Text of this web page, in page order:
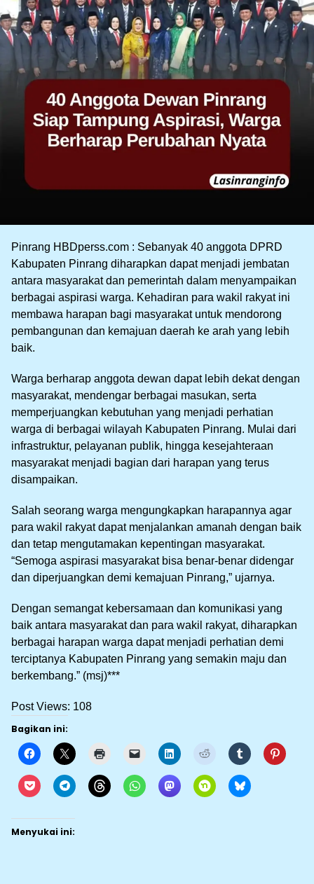
Pinrang HBDperss.com : Sebanyak 40 anggota DPRD
Kabupaten Pinrang diharapkan dapat menjadi jembatan
antara masyarakat dan pemerintah dalam menyampaikan
berbagai aspirasi warga. Kehadiran para wakil rakyat ini
membawa harapan bagi masyarakat untuk mendorong
pembangunan dan kemajuan daerah ke arah yang lebih
baik.
Warga berharap anggota dewan dapat lebih dekat dengan
masyarakat, mendengar berbagai masukan, serta
memperjuangkan kebutuhan yang menjadi perhatian
warga di berbagai wilayah Kabupaten Pinrang. Mulai dari
infrastruktur, pelayanan publik, hingga kesejahteraan
masyarakat menjadi bagian dari harapan yang terus
disampaikan.
Salah seorang warga mengungkapkan harapannya agar
para wakil rakyat dapat menjalankan amanah dengan baik
dan tetap mengutamakan kepentingan masyarakat.
“Semoga aspirasi masyarakat bisa benar-benar didengar
dan diperjuangkan demi kemajuan Pinrang,” ujarnya.
Dengan semangat kebersamaan dan komunikasi yang
baik antara masyarakat dan para wakil rakyat, diharapkan
berbagai harapan warga dapat menjadi perhatian demi
terciptanya Kabupaten Pinrang yang semakin maju dan
berkembang.” (msj)***
Post Views: 108
Bagikan ini:
Menyukai ini: